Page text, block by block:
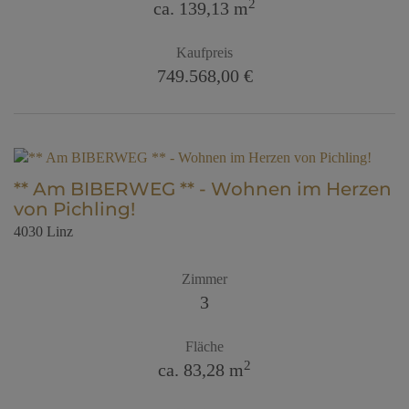
ca. 139,13 m2
Kaufpreis
749.568,00 €
** Am BIBERWEG ** - Wohnen im Herzen
von Pichling!
4030 Linz
Zimmer
3
Fläche
ca. 83,28 m2